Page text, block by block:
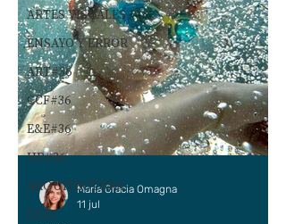
ARTES VISUALES
ENSAYO Y ERROR
ART#36
CCF#36
E&E#36
UP#36
ARQUITECTURA
CCF2
María Gracia Omagna
11 jul